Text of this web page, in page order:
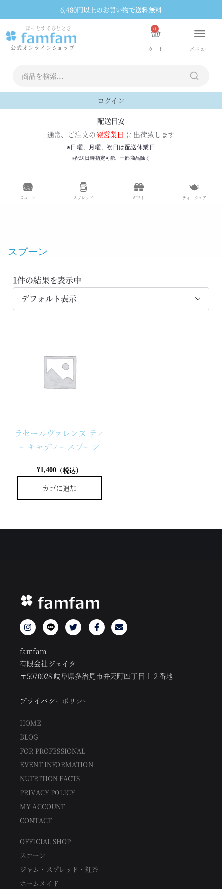
6,480円以上のお買い物で送料無料
ほっとするひととき
公式オンラインショップ
0
カート メニュー
ログイン
配送目安
通常、ご注文の翌営業日 に出荷致します
※日曜、月曜、祝日は配送休業日
※配送日時指定可能、一部商品除く
スコーン スプレッド ギフト ティーウェア
スプーン
1件の結果を表示中
ラセールヴァレンヌ ティ
ーキャディースプーン
¥1,400 （税込）
カゴに追加
famfam
有限会社ジェイタ
〒5070028 岐阜県多治見市弁天町四丁目１２番地
プライバシーポリシー
HOME
BLOG
FOR PROFESSIONAL
EVENT INFORMATION
NUTRITION FACTS
PRIVACY POLICY
MY ACCOUNT
CONTACT
OFFICIAL SHOP
スコーン
ジャム・スプレッド・紅茶
ホームメイド